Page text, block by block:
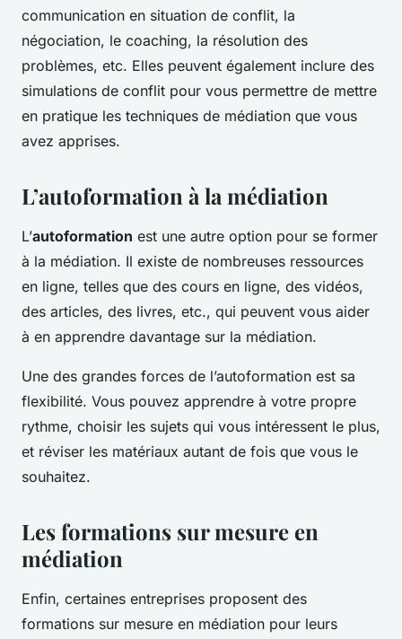
communication en situation de conflit, la
négociation, le coaching, la résolution des
problèmes, etc. Elles peuvent également inclure des
simulations de conflit pour vous permettre de mettre
en pratique les techniques de médiation que vous
avez apprises.
L’autoformation à la médiation
L’autoformation est une autre option pour se former
à la médiation. Il existe de nombreuses ressources
en ligne, telles que des cours en ligne, des vidéos,
des articles, des livres, etc., qui peuvent vous aider
à en apprendre davantage sur la médiation.
Une des grandes forces de l’autoformation est sa
flexibilité. Vous pouvez apprendre à votre propre
rythme, choisir les sujets qui vous intéressent le plus,
et réviser les matériaux autant de fois que vous le
souhaitez.
Les formations sur mesure en
médiation
Enfin, certaines entreprises proposent des
formations sur mesure en médiation pour leurs